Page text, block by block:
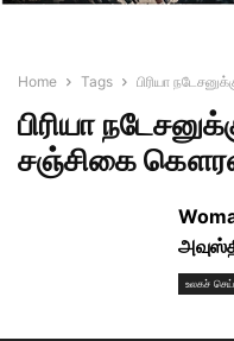
Home Tags பிரியா
பிரியா
சஞ்சிகை
உலகச்